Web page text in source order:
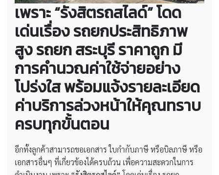
เพราะ “รังสิตรถสไลด์” โดด
เด่นเรื่อง รถยกประสิทธิภาพ
สูงรถยก สระบุรี ราคาถูกมี
การคำนวณค่าใช้จ่ายอย่าง
โปร่งใส พร้อมแจ้งรายละเอียด
ค่าบริการล่วงหน้าให้คุณทราบ
ครบทุกขั้นตอน
อีกทั้งลูกค้าสามารถขอเอกสาร ใบกำกับภาษี หรือบิลภาษี หรือ
เอกสารอื่นๆ ที่เกี่ยวข้องได้ครบถ้วน เพื่อความสะดวกในการ